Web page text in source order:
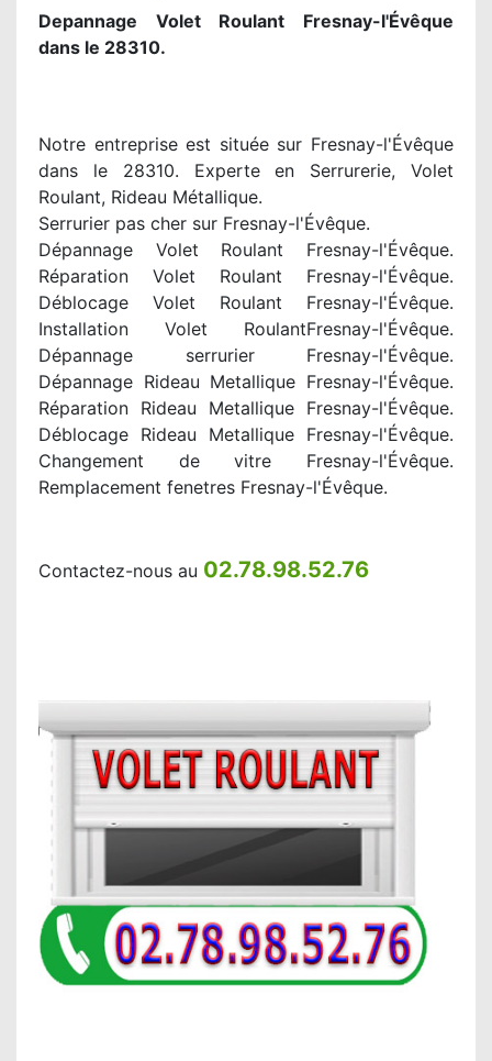
Depannage Volet Roulant Fresnay-l'Évêque
dans le 28310.
Notre entreprise est située sur Fresnay-l'Évêque
dans le 28310. Experte en Serrurerie, Volet
Roulant, Rideau Métallique.
Serrurier pas cher sur Fresnay-l'Évêque.
Dépannage Volet Roulant Fresnay-l'Évêque.
Réparation Volet Roulant Fresnay-l'Évêque.
Déblocage Volet Roulant Fresnay-l'Évêque.
Installation Volet RoulantFresnay-l'Évêque.
Dépannage serrurier Fresnay-l'Évêque.
Dépannage Rideau Metallique Fresnay-l'Évêque.
Réparation Rideau Metallique Fresnay-l'Évêque.
Déblocage Rideau Metallique Fresnay-l'Évêque.
Changement de vitre Fresnay-l'Évêque.
Remplacement fenetres Fresnay-l'Évêque.
Contactez-nous au 02.78.98.52.76